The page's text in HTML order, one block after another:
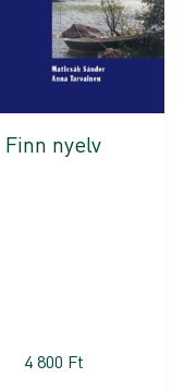
Finn nyelv
4 800 Ft